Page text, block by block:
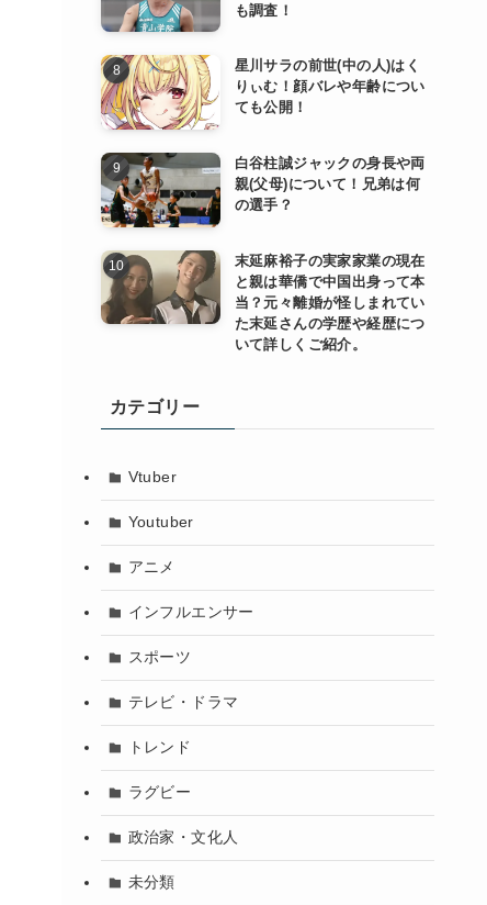
も調査！
星川サラの前世(中の人)はく
りぃむ！顔バレや年齢につい
ても公開！
白谷柱誠ジャックの身長や両
親(父母)について！兄弟は何
の選手？
末延麻裕子の実家家業の現在
と親は華僑で中国出身って本
当？元々離婚が怪しまれてい
た末延さんの学歴や経歴につ
いて詳しくご紹介。
カテゴリー
Vtuber
Youtuber
アニメ
インフルエンサー
スポーツ
テレビ・ドラマ
トレンド
ラグビー
政治家・文化人
未分類